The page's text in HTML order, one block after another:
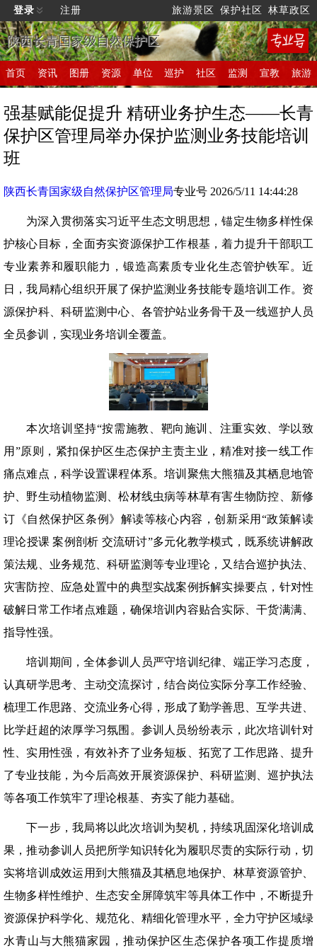
登录 注册 旅游景区 保护社区 林草政区
陕西长青国家级自然保护区
首页 资讯 图册 资源 单位 巡护 社区 监测 宣教 旅游
强基赋能促提升 精研业务护生态——长青
保护区管理局举办保护监测业务技能培训
班
陕西长青国家级自然保护区管理局专业号 2026/5/11 14:44:28
为深入贯彻落实习近平生态文明思想，锚定生物多样性保
护核心目标，全面夯实资源保护工作根基，着力提升干部职工
专业素养和履职能力，锻造高素质专业化生态管护铁军。近
日，我局精心组织开展了保护监测业务技能专题培训工作。资
源保护科、科研监测中心、各管护站业务骨干及一线巡护人员
全员参训，实现业务培训全覆盖。
本次培训坚持“按需施教、靶向施训、注重实效、学以致
用”原则，紧扣保护区生态保护主责主业，精准对接一线工作
痛点难点，科学设置课程体系。培训聚焦大熊猫及其栖息地管
护、野生动植物监测、松材线虫病等林草有害生物防控、新修
订《自然保护区条例》解读等核心内容，创新采用“政策解读
理论授课 案例剖析 交流研讨”多元化教学模式，既系统讲解政
策法规、业务规范、科研监测等专业理论，又结合巡护执法、
灾害防控、应急处置中的典型实战案例拆解实操要点，针对性
破解日常工作堵点难题，确保培训内容贴合实际、干货满满、
指导性强。
培训期间，全体参训人员严守培训纪律、端正学习态度，
认真研学思考、主动交流探讨，结合岗位实际分享工作经验、
梳理工作思路、交流业务心得，形成了勤学善思、互学共进、
比学赶超的浓厚学习氛围。参训人员纷纷表示，此次培训针对
性、实用性强，有效补齐了业务短板、拓宽了工作思路、提升
了专业技能，为今后高效开展资源保护、科研监测、巡护执法
等各项工作筑牢了理论根基、夯实了能力基础。
下一步，我局将以此次培训为契机，持续巩固深化培训成
果，推动参训人员把所学知识转化为履职尽责的实际行动，切
实将培训成效运用到大熊猫及其栖息地保护、林草资源管护、
生物多样性维护、生态安全屏障筑牢等具体工作中，不断提升
资源保护科学化、规范化、精细化管理水平，全力守护区域绿
水青山与大熊猫家园，推动保护区生态保护各项工作提质增